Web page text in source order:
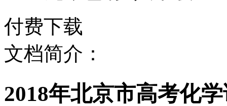
付费下载
文档简介：
2018年北京市高考化